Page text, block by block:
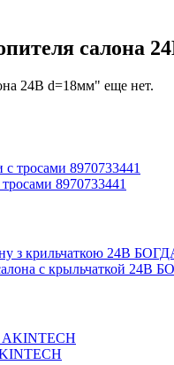
салона
24В d=18мм" еще нет.
8970733441
салона с крыльчаткой